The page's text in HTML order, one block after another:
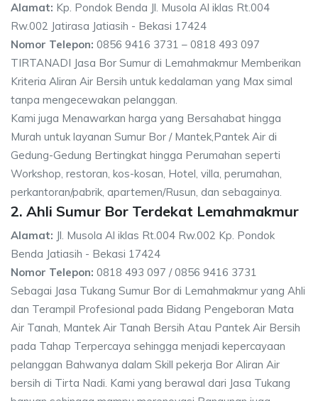
Alamat: Kp. Pondok Benda Jl. Musola Al iklas Rt.004
Rw.002 Jatirasa Jatiasih - Bekasi 17424
Nomor Telepon: 0856 9416 3731 – 0818 493 097
TIRTANADI Jasa Bor Sumur di Lemahmakmur Memberikan
Kriteria Aliran Air Bersih untuk kedalaman yang Max simal
tanpa mengecewakan pelanggan.
Kami juga Menawarkan harga yang Bersahabat hingga
Murah untuk layanan Sumur Bor / Mantek,Pantek Air di
Gedung-Gedung Bertingkat hingga Perumahan seperti
Workshop, restoran, kos-kosan, Hotel, villa, perumahan,
perkantoran/pabrik, apartemen/Rusun, dan sebagainya.
2. Ahli Sumur Bor Terdekat Lemahmakmur
Alamat: Jl. Musola Al iklas Rt.004 Rw.002 Kp. Pondok
Benda Jatiasih - Bekasi 17424
Nomor Telepon: 0818 493 097 / 0856 9416 3731
Sebagai Jasa Tukang Sumur Bor di Lemahmakmur yang Ahli
dan Terampil Profesional pada Bidang Pengeboran Mata
Air Tanah, Mantek Air Tanah Bersih Atau Pantek Air Bersih
pada Tahap Terpercaya sehingga menjadi kepercayaan
pelanggan Bahwanya dalam Skill pekerja Bor Aliran Air
bersih di Tirta Nadi. Kami yang berawal dari Jasa Tukang